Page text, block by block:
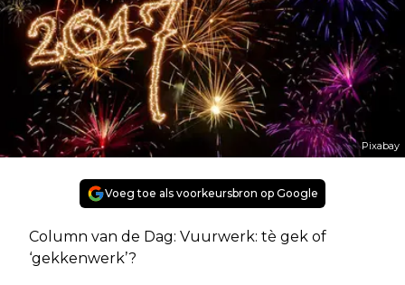
Pixabay
Voeg toe als voorkeursbron op Google
Column van de Dag: Vuurwerk: tè gek of
‘gekkenwerk’?